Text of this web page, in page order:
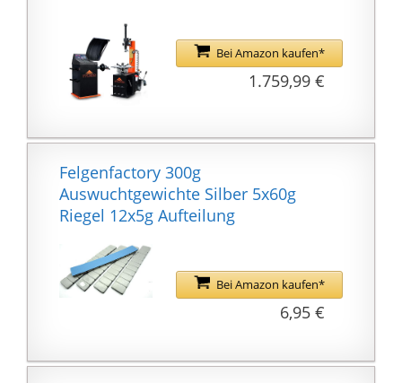
Bei Amazon kaufen*
1.759,99 €
Felgenfactory 300g
Auswuchtgewichte Silber 5x60g
Riegel 12x5g Aufteilung
Bei Amazon kaufen*
6,95 €